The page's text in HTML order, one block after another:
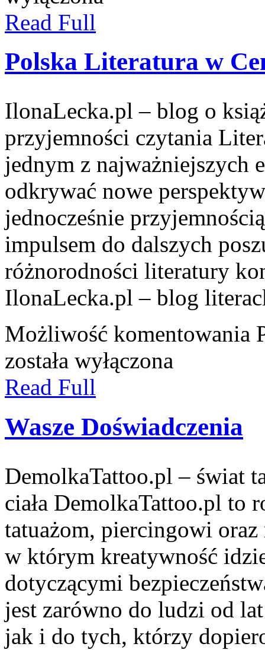
Read Full
Polska Literatura w
IlonaLecka.pl – blog o
przyjemności czytania
jednym z najważniejszych
odkrywać nowe
jednocześnie
impulsem do dalszych
różnorodności literatury
IlonaLecka.pl – blog
Możliwość komentowania
została wyłączona
Read Full
Wasze Doświadczenia
DemolkaTattoo.pl – świat
ciała DemolkaTattoo.pl to
tatuażom, piercingowi
w którym kreatywność
dotyczącymi
jest zarówno do ludzi od
jak i do tych, którzy